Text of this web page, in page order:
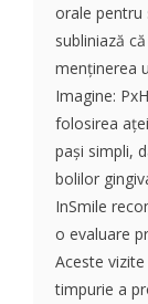
orale pentru
subliniază
menținerea
Imagine:
folosirea
pași simpli,
bolilor
InSmile
o evaluare
Aceste
timpurie a